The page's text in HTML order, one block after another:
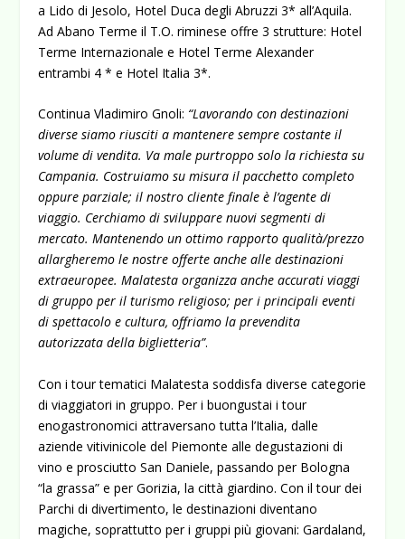
a Lido di Jesolo, Hotel Duca degli Abruzzi 3* all’Aquila.
Ad Abano Terme il T.O. riminese offre 3 strutture: Hotel
Terme Internazionale e Hotel Terme Alexander
entrambi 4 * e Hotel Italia 3*.
Continua Vladimiro Gnoli: “Lavorando con destinazioni
diverse siamo riusciti a mantenere sempre costante il
volume di vendita. Va male purtroppo solo la richiesta su
Campania. Costruiamo su misura il pacchetto completo
oppure parziale; il nostro cliente finale è l’agente di
viaggio. Cerchiamo di sviluppare nuovi segmenti di
mercato. Mantenendo un ottimo rapporto qualità/prezzo
allargheremo le nostre offerte anche alle destinazioni
extraeuropee. Malatesta organizza anche accurati viaggi
di gruppo per il turismo religioso; per i principali eventi
di spettacolo e cultura, offriamo la prevendita
autorizzata della biglietteria”.
Con i tour tematici Malatesta soddisfa diverse categorie
di viaggiatori in gruppo. Per i buongustai i tour
enogastronomici attraversano tutta l’Italia, dalle
aziende vitivinicole del Piemonte alle degustazioni di
vino e prosciutto San Daniele, passando per Bologna
“la grassa” e per Gorizia, la città giardino. Con il tour dei
Parchi di divertimento, le destinazioni diventano
magiche, soprattutto per i gruppi più giovani: Gardaland,